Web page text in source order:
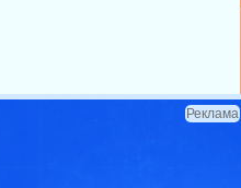
Реклама